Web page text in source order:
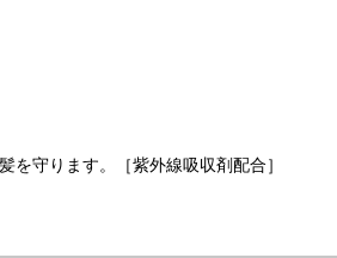
を守ります。［紫外線吸収剤配合］